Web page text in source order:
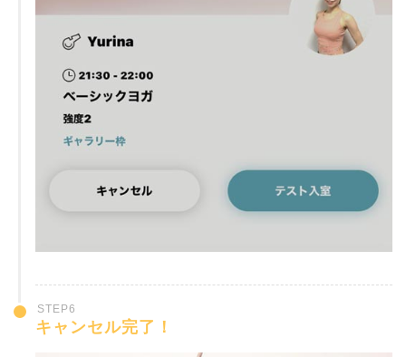
STEP6
キャンセル完了！